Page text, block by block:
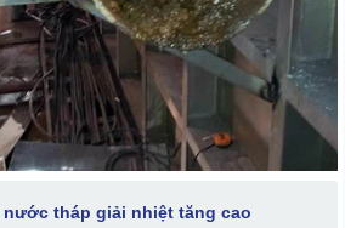
nước tháp giải nhiệt tăng cao